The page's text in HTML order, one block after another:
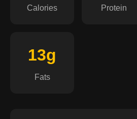
Calories Protein
13g
Fats